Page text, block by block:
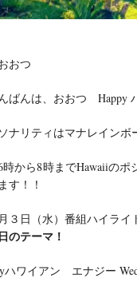
おつ
んばんは、おおつ Happy
ナリティはマナレインボ
時から8時までHawaiiの
す！！
３日（水）番組ハイライ
のテーマ！
ハワイアン エナジー